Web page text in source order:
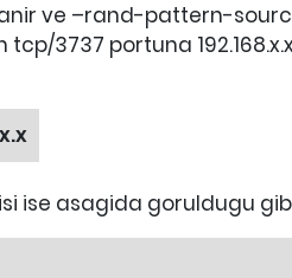
ve –rand-pattern-
3737 portuna
ise asagida goruldugu